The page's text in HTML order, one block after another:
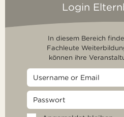
Login
In diesem Bereich
Fachleute
können ihre